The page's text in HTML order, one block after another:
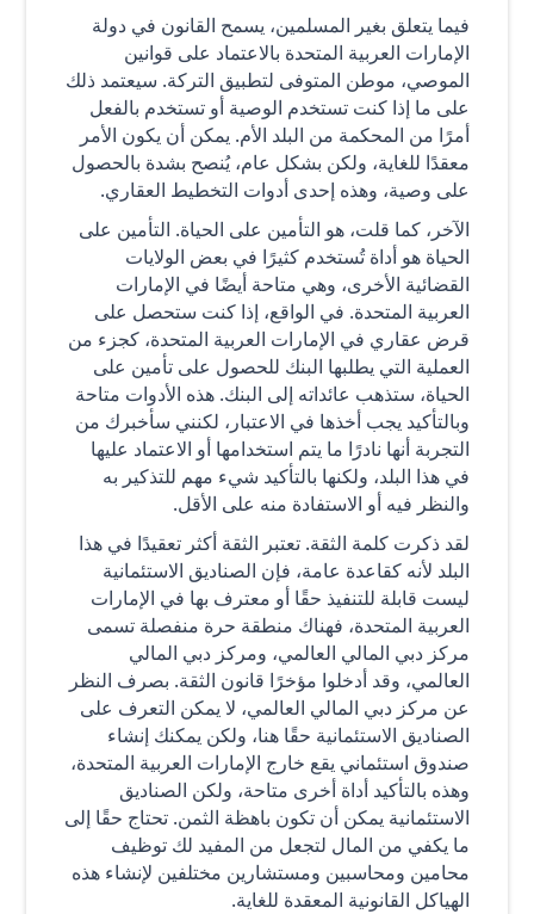
فيما يتعلق بغير المسلمين، يسمح القانون في دولة
الإمارات العربية المتحدة بالاعتماد على قوانين
الموصي، موطن المتوفى لتطبيق التركة. سيعتمد ذلك
على ما إذا كنت تستخدم الوصية أو تستخدم بالفعل
أمرًا من المحكمة من البلد الأم. يمكن أن يكون الأمر
معقدًا للغاية، ولكن بشكل عام، يُنصح بشدة بالحصول
على وصية، وهذه إحدى أدوات التخطيط العقاري.
الآخر، كما قلت، هو التأمين على الحياة. التأمين على
الحياة هو أداة تُستخدم كثيرًا في بعض الولايات
القضائية الأخرى، وهي متاحة أيضًا في الإمارات
العربية المتحدة. في الواقع، إذا كنت ستحصل على
قرض عقاري في الإمارات العربية المتحدة، كجزء من
العملية التي يطلبها البنك للحصول على تأمين على
الحياة، ستذهب عائداته إلى البنك. هذه الأدوات متاحة
وبالتأكيد يجب أخذها في الاعتبار، لكنني سأخبرك من
التجربة أنها نادرًا ما يتم استخدامها أو الاعتماد عليها
في هذا البلد، ولكنها بالتأكيد شيء مهم للتذكير به
والنظر فيه أو الاستفادة منه على الأقل.
لقد ذكرت كلمة الثقة. تعتبر الثقة أكثر تعقيدًا في هذا
البلد لأنه كقاعدة عامة، فإن الصناديق الاستئمانية
ليست قابلة للتنفيذ حقًا أو معترف بها في الإمارات
العربية المتحدة، فهناك منطقة حرة منفصلة تسمى
مركز دبي المالي العالمي، ومركز دبي المالي
العالمي، وقد أدخلوا مؤخرًا قانون الثقة. بصرف النظر
عن مركز دبي المالي العالمي، لا يمكن التعرف على
الصناديق الاستئمانية حقًا هنا، ولكن يمكنك إنشاء
صندوق استئماني يقع خارج الإمارات العربية المتحدة،
وهذه بالتأكيد أداة أخرى متاحة، ولكن الصناديق
الاستئمانية يمكن أن تكون باهظة الثمن. تحتاج حقًا إلى
ما يكفي من المال لتجعل من المفيد لك توظيف
محامين ومحاسبين ومستشارين مختلفين لإنشاء هذه
الهياكل القانونية المعقدة للغاية.